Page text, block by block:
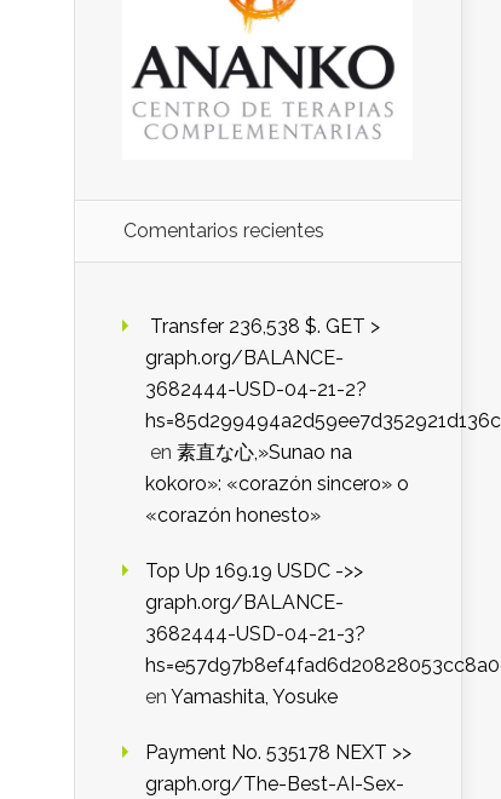
Comentarios recientes
️ Transfer 236,538 $. GET >
graph.org/BALANCE-
3682444-USD-04-21-2?
en 素直な心,»Sunao na
kokoro»: «corazón sincero» o
«corazón honesto»
Top Up 169.19 USDC ->>
graph.org/BALANCE-
3682444-USD-04-21-3?
en Yamashita, Yosuke
Payment No. 535178 NEXT >>
graph.org/The-Best-AI-Sex-